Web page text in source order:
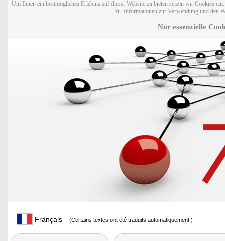
Um Ihnen ein bestmögliches Erlebnis auf dieser Website zu bieten setzen wir Cookies
zu. Informationen zur Verwendung und den
Nur essenzielle
Français (Certains textes ont été traduits automatiquement.)